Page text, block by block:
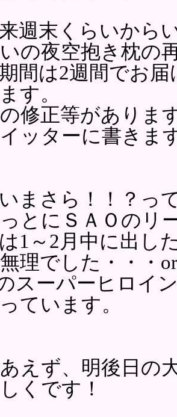
週末くらいから
の夜空抱き枕の
間は2週間でお
す。
修正等がありま
ッターに書きま
まさら！！？っ
とにＳＡＯのリ
1～2月中に出し
理でした・・・
スーパーヒロイ
ています。
えず、明後日の
くです！